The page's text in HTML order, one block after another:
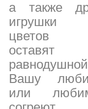
а также
цветов
оставят
равнодушной
Вашу
или